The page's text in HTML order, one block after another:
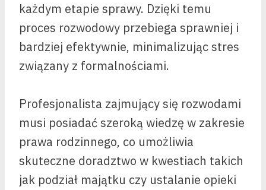
każdym etapie sprawy. Dzięki temu
proces rozwodowy przebiega sprawniej i
bardziej efektywnie, minimalizując stres
związany z formalnościami.
Profesjonalista zajmujący się rozwodami
musi posiadać szeroką wiedzę w zakresie
prawa rodzinnego, co umożliwia
skuteczne doradztwo w kwestiach takich
jak podział majątku czy ustalanie opieki